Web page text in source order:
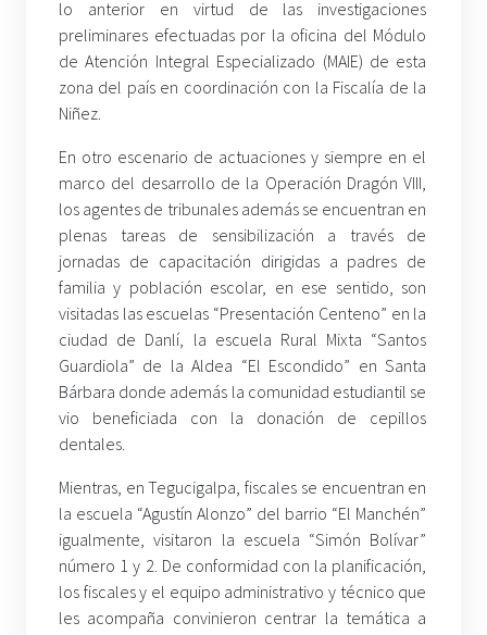
lo anterior en virtud de las investigaciones
preliminares efectuadas por la oficina del Módulo
de Atención Integral Especializado (MAIE) de esta
zona del país en coordinación con la Fiscalía de la
Niñez.
En otro escenario de actuaciones y siempre en el
marco del desarrollo de la Operación Dragón VIII,
los agentes de tribunales además se encuentran en
plenas tareas de sensibilización a través de
jornadas de capacitación dirigidas a padres de
familia y población escolar, en ese sentido, son
visitadas las escuelas “Presentación Centeno” en la
ciudad de Danlí, la escuela Rural Mixta “Santos
Guardiola” de la Aldea “El Escondido” en Santa
Bárbara donde además la comunidad estudiantil se
vio beneficiada con la donación de cepillos
dentales.
Mientras, en Tegucigalpa, fiscales se encuentran en
la escuela “Agustín Alonzo” del barrio “El Manchén”
igualmente, visitaron la escuela “Simón Bolívar”
número 1 y 2. De conformidad con la planificación,
los fiscales y el equipo administrativo y técnico que
les acompaña convinieron centrar la temática a